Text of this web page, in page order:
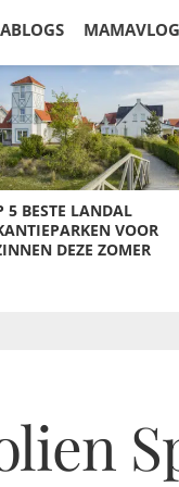
5 BESTE LANDAL
VOOR
DEZE ZOMER